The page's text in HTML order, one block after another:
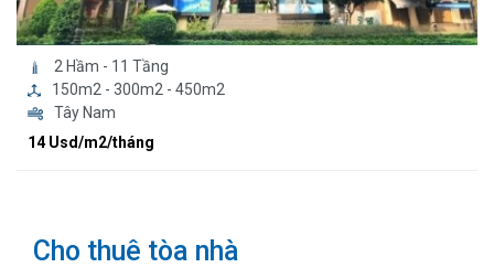
2 Hầm - 11 Tầng
150m2 - 300m2 - 450m2
Tây Nam
14 Usd/m2/tháng
Cho thuê tòa nhà